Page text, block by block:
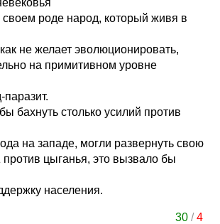
роде народ, который живя в
не желает эволюционировать,
на примитивном уровне
бахнуть столько усилий против
на западе, могли развернуть свою
цыганья, это вызвало бы
населения.
30 /4